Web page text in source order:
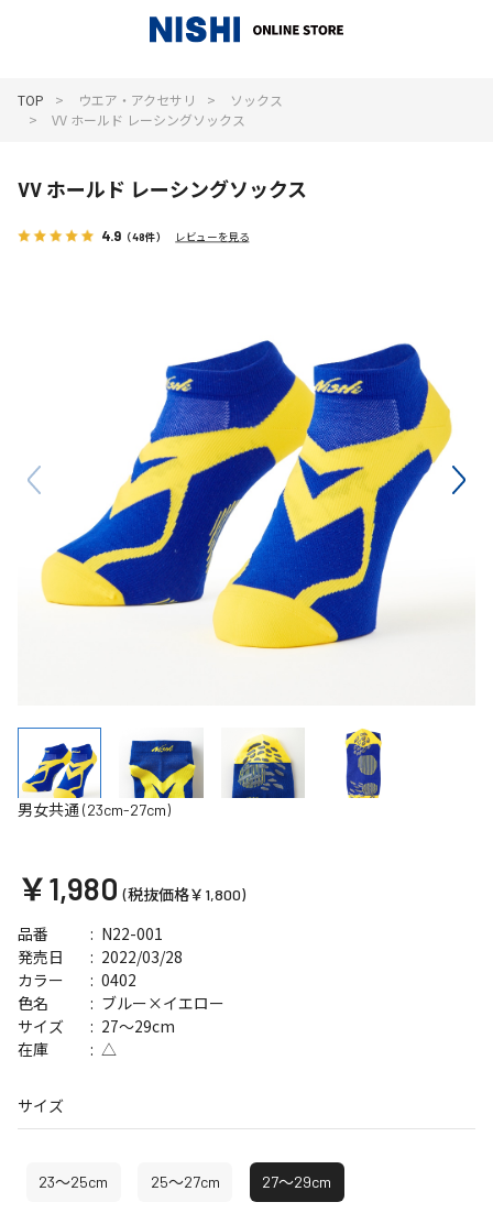
TOP ウエア・アクセサリ
ソックス
VV ホールド レーシングソックス
VV ホールド レーシングソックス
4.9 （48件） レビューを見る
男女共通 (23cm-27cm)
￥1,980 (税抜価格￥1,800)
品番 N22-001
発売日 2022/03/28
サイズ 27～29cm
カラー 0402
在庫 △
色名 ブルー×イエロー
サイズ
23～25cm 25～27cm 27～29cm